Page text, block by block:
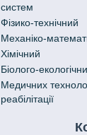
систем
Фізико-технічний
Механіко-
Хімічний
Біолого-
Медичних
реабілітації